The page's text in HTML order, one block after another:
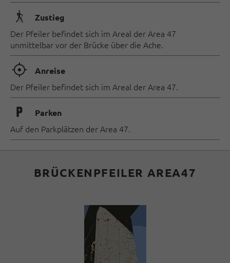
🛬 Zustieg
Der Pfeiler befindet sich im Areal der Area 47
unmittelbar vor der Brücke über die Ache.
🞞 Anreise
Der Pfeiler befindet sich im Areal der Area 47.
🐈 Parken
Auf den Parkplätzen der Area 47.
BRÜCKENPFEILER AREA47